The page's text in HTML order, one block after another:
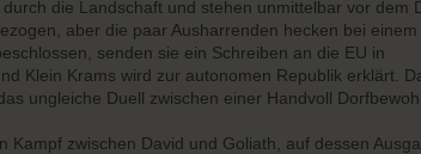
die Landschaft und stehen unmittelbar vor dem
aber die paar Ausharrenden hecken bei einem
senden sie ein Schreiben an die EU in
Klein Krams wird zur autonomen Republik erklärt.
ungleiche Duell zwischen einer Handvoll
zwischen David und Goliath, auf dessen